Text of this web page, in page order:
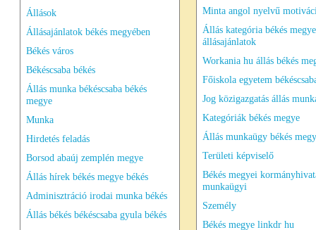
Állások
Állásajánlatok békés megyében
Békés város
Békéscsaba békés
Állás munka békéscsaba békés
megye
Munka
Hirdetés feladás
Borsod abaúj zemplén megye
Állás hírek békés megye békés
Adminisztráció irodai munka békés
Állás békés békéscsaba gyula békés
Minta angol nyelvű
Állás kategória békés
állásajánlatok
Workania hu állás békés
Főiskola egyetem
Jog közigazgatás állás
Kategóriák békés megye
Állás munkaügy békés
Területi képviselő
Békés megyei
munkaügyi
Személy
Békés megye linkdr hu